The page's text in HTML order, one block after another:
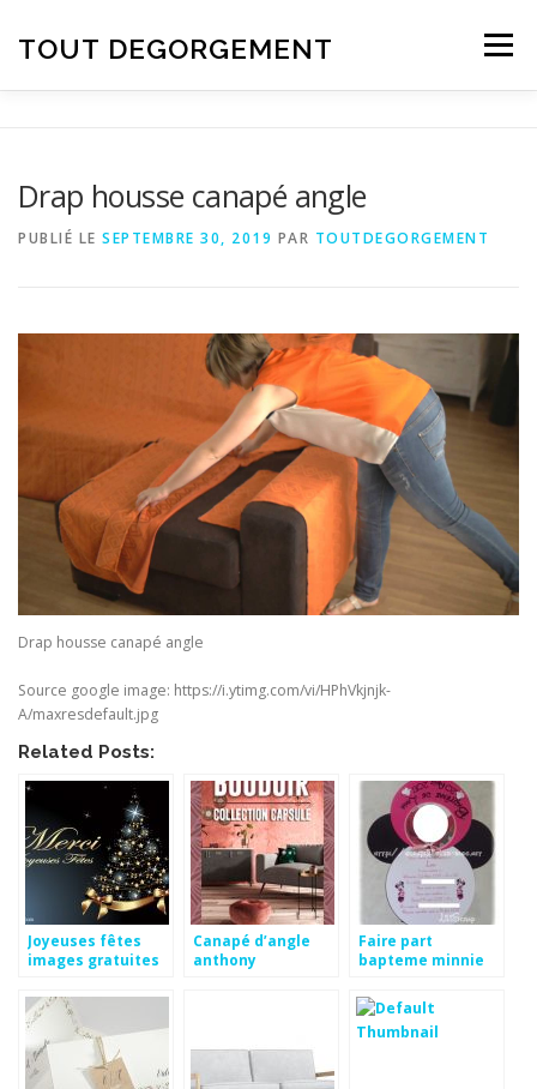
TOUT DEGORGEMENT Menu
Drap housse canapé angle
PUBLIÉ LE SEPTEMBRE 30, 2019 PAR TOUTDEGORGEMENT
Drap housse canapé angle
Source google image: https://i.ytimg.com/vi/HPhVkjnjk-
A/maxresdefault.jpg
Related Posts:
Joyeuses fêtes
images gratuites
Canapé d’angle
anthony
Faire part
bapteme minnie